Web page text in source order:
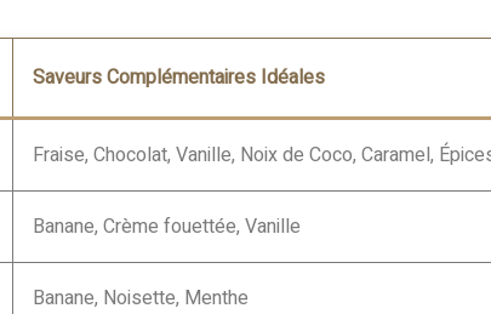
Saveurs Complémentaires Idéales
Fraise, Chocolat, Vanille, Noix de Coco, Caramel,
Banane, Crème fouettée, Vanille
Banane, Noisette, Menthe